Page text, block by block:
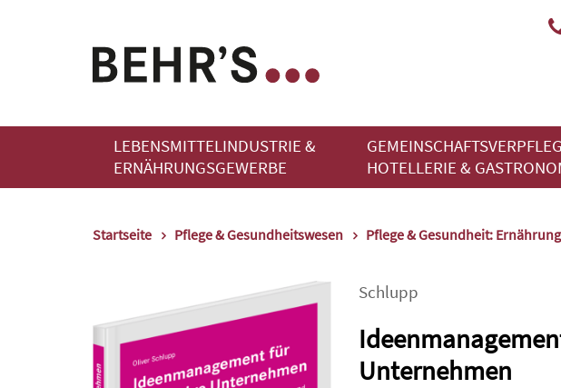
LEBENSMITTELINDUSTRIE &
ERNÄHRUNGSGEWERBE
HOTELLERIE &
Startseite Pflege & Gesundheitswesen Pflege & Gesundheit: Ernährung
Schlupp
Unternehmen